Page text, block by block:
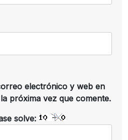
electrónico y web en
próxima vez que comente.
solve: